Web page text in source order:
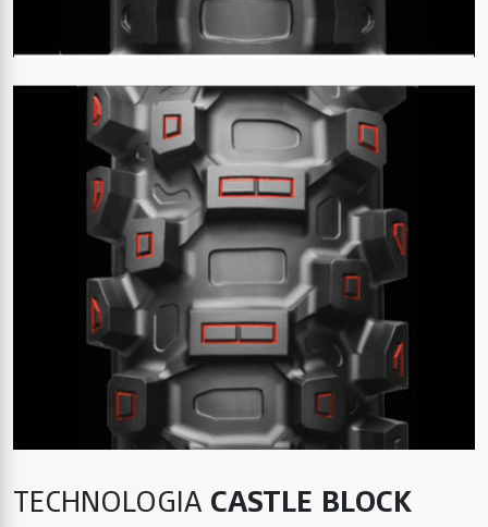
TECHNOLOGIA CASTLE BLOCK